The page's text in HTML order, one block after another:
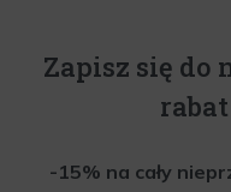
Zapisz się do
-15% na cały